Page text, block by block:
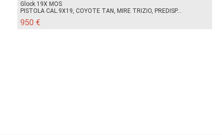
Glock 19X MOS
PISTOLA CAL.9X19, COYOTE TAN, MIRE TRIZIO, PREDISP...
950 €